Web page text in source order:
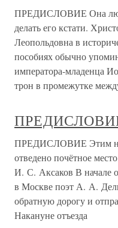
ПРЕДИСЛОВИЕ Она
делать его кстати.
Леопольдовна в
пособиях обычно
императора-младенца
трон в промежутке
ПРЕДИСЛОВИЕ Этим
отведено почётное
И. С. Аксаков В начале
в Москве поэт А. А.
обратную дорогу и
Накануне отъезда